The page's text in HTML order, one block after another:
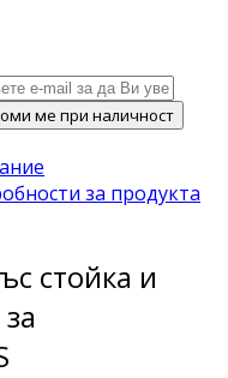
ме при наличност
за продукта
стойка и